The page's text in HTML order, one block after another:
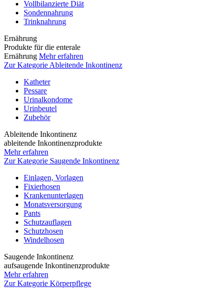
Vollbilanzierte Diät
Sondennahrung
Trinknahrung
Ernährung
Produkte für die enterale
Ernährung Mehr erfahren
Zur Kategorie Ableitende Inkontinenz
Katheter
Pessare
Urinalkondome
Urinbeutel
Zubehör
Ableitende Inkontinenz
ableitende Inkontinenzprodukte
Mehr erfahren
Zur Kategorie Saugende Inkontinenz
Einlagen, Vorlagen
Fixierhosen
Krankenunterlagen
Monatsversorgung
Pants
Schutzauflagen
Schutzhosen
Windelhosen
Saugende Inkontinenz
aufsaugende Inkontinenzprodukte
Mehr erfahren
Zur Kategorie Körperpflege